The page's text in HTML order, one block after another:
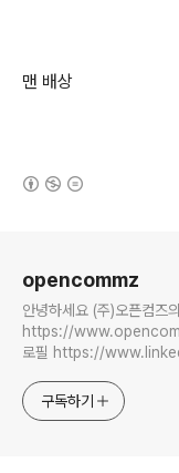
-
맨 배상
opencommz
안녕하세요 (주)오픈컴즈의 공
https://
로필 https://
구독하기